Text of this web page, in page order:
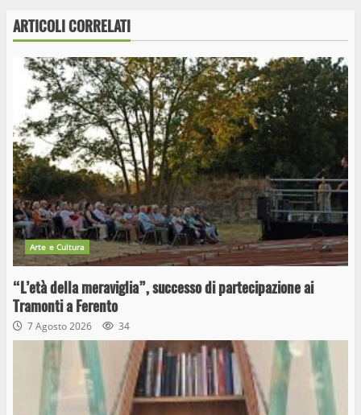
ARTICOLI CORRELATI
Arte e Cultura
“L’età della meraviglia”, successo di partecipazione ai
Tramonti a Ferento
7 Agosto 2026 34